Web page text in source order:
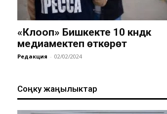
«Клооп» Бишкекте 10 күндүк
медиамектеп өткөрөт
Редакция - 02/02/2024
Соңку жаңылыктар